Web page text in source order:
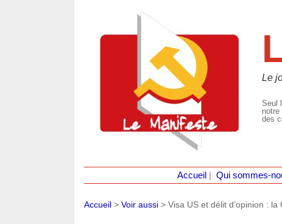
Le
Seul
des
Accueil Qui sommes-
Accueil > Voir aussi > Visa US et délit d’opinion :